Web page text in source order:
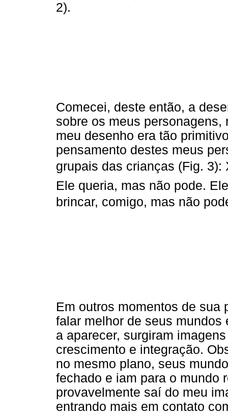
2).
Comecei, deste então, a
sobre os meus
meu desenho era tão
pensamento destes meus
grupais das crianças (Fig. 3):
Ele queria, mas não pode.
brincar, comigo, mas não
Em outros momentos de sua
falar melhor de seus
a aparecer, surgiram
crescimento e integração.
no mesmo plano, seus
fechado e iam para o mundo
provavelmente saí do meu
entrando mais em contato